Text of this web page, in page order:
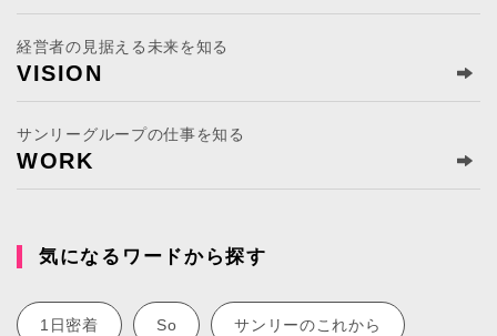
経営者の見据える未来を知る
VISION
サンリーグループの仕事を知る
WORK
気になるワードから探す
1日密着 So サンリーのこれから